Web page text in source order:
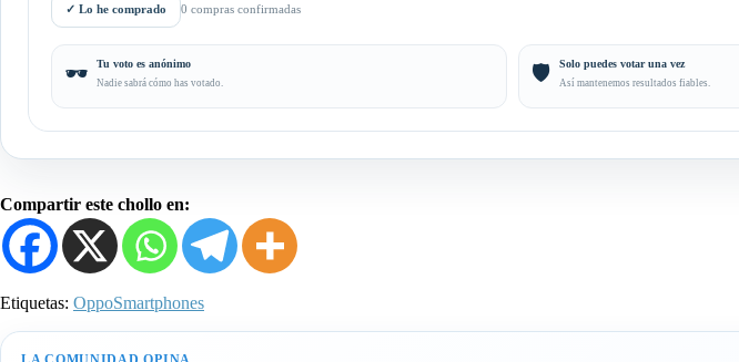
✓ Lo he comprado 0 compras confirmadas
🕶️ Tu voto es anónimo
Nadie sabrá cómo has votado. 🛡️ Solo puedes votar una vez
Así mantenemos resultados fiables.
Compartir este chollo en:
Etiquetas: OppoSmartphones